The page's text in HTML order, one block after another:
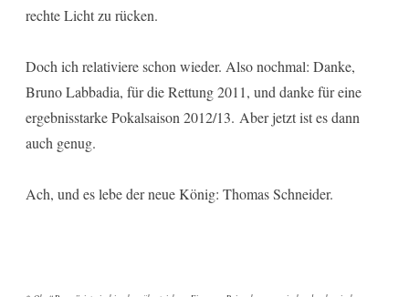
rechte Licht zu rücken.
Doch ich relativiere schon wieder. Also nochmal: Danke,
Bruno Labbadia, für die Rettung 2011, und danke für eine
ergebnisstarke Pokalsaison 2012/13. Aber jetzt ist es dann
auch genug.
Ach, und es lebe der neue König: Thomas Schneider.